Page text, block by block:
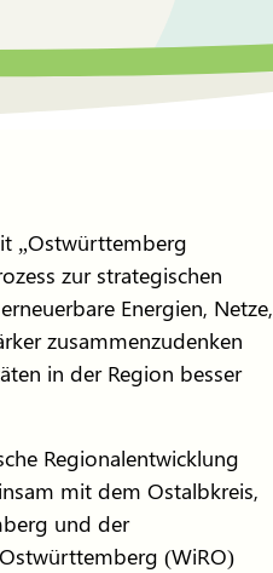
„Ostwürttemberg
zur strategischen
Energien, Netze,
zusammenzudenken
in der Region besser
Regionalentwicklung
mit dem Ostalbkreis,
und der
(WiRO)